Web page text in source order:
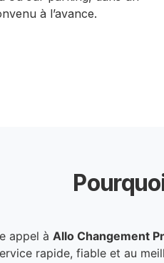
à l’avance.
appel à Allo Changement
rapide, fiable et au